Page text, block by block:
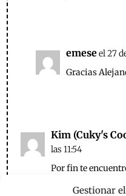
Gestionar
emeseel 27
Gracias
Kim (Cuky's
las 11:54
Por fin te